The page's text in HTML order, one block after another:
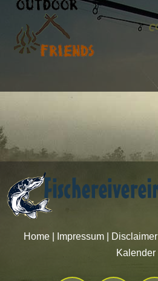
Home Impressum Disclaimer
Kalender